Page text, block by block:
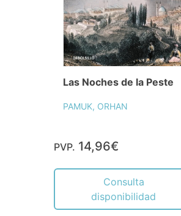
Las Noches de la Peste
PAMUK, ORHAN
PVP. 14,96€
Consulta
disponibilidad